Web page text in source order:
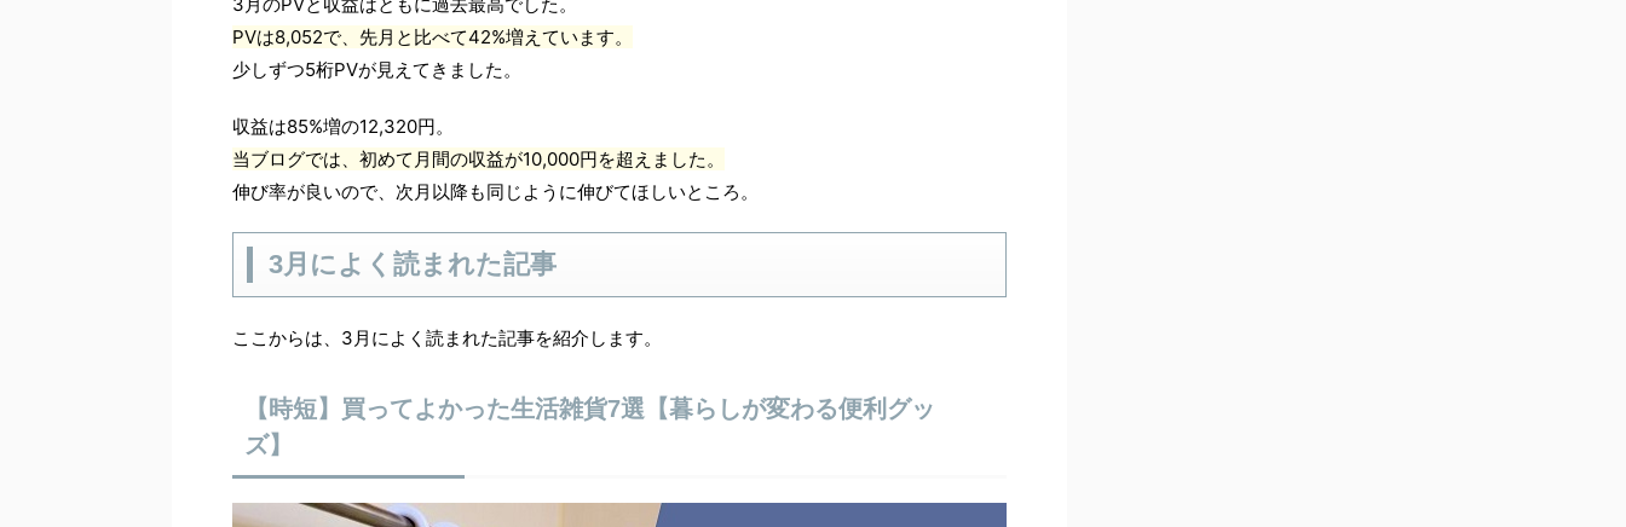
PVは8,052で、先月と比べて42%増えています。
少しずつ5桁PVが見えてきました。
収益は85%増の12,320円。
当ブログでは、初めて月間の収益が10,000円を超えました。
伸び率が良いので、次月以降も同じように伸びてほしいところ。
3月によく読まれた記事
ここからは、3月によく読まれた記事を紹介します。
【時短】買ってよかった生活雑貨7選【暮らしが変わる便利グッ
ズ】